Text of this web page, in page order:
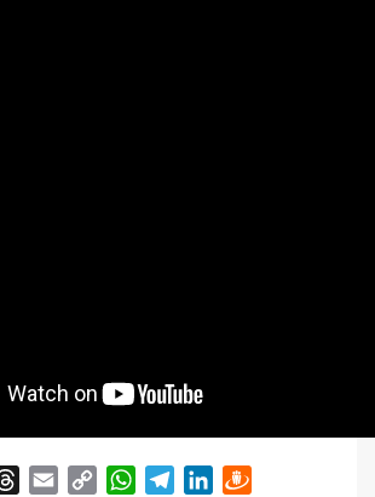
Threads
Email
Copy
WhatsApp
TelegramLinkedIn